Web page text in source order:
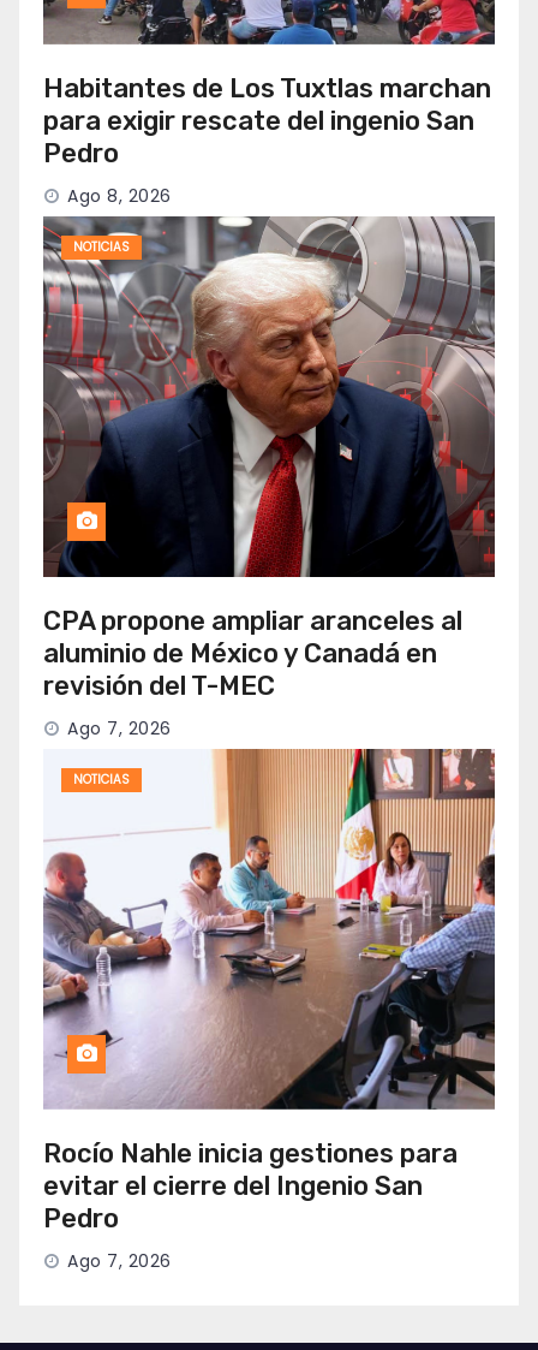
Habitantes de Los Tuxtlas marchan
para exigir rescate del ingenio San
Pedro
Ago 8, 2026
NOTICIAS
CPA propone ampliar aranceles al
aluminio de México y Canadá en
revisión del T-MEC
Ago 7, 2026
NOTICIAS
Rocío Nahle inicia gestiones para
evitar el cierre del Ingenio San
Pedro
Ago 7, 2026